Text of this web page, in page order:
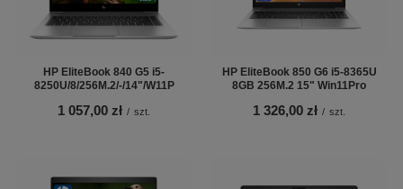
HP EliteBook 840 G5 i5-
8250U/8/256M.2/-/14"/W11P
1 057,00 zł / szt.
HP EliteBook 850 G6 i5-8365U
8GB 256M.2 15" Win11Pro
1 326,00 zł / szt.